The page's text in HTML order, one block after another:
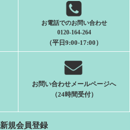
お電話でのお問い合わせ
0120-164-264
（平日9:00-17:00）
お問い合わせメールページへ
（24時間受付）
新規会員登録